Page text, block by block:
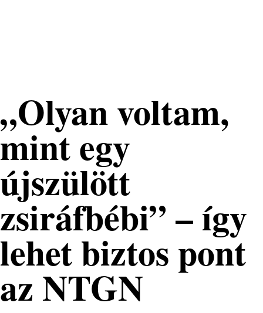
„Olyan voltam,
mint egy
újszülött
zsiráfbébi” – így
lehet biztos pont
az NTGN